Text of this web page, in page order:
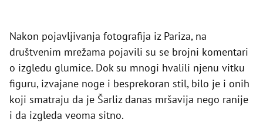
Nakon pojavljivanja fotografija iz Pariza, na
društvenim mrežama pojavili su se brojni komentari
o izgledu glumice. Dok su mnogi hvalili njenu vitku
figuru, izvajane noge i besprekoran stil, bilo je i onih
koji smatraju da je Šarliz danas mršavija nego ranije
i da izgleda veoma sitno.